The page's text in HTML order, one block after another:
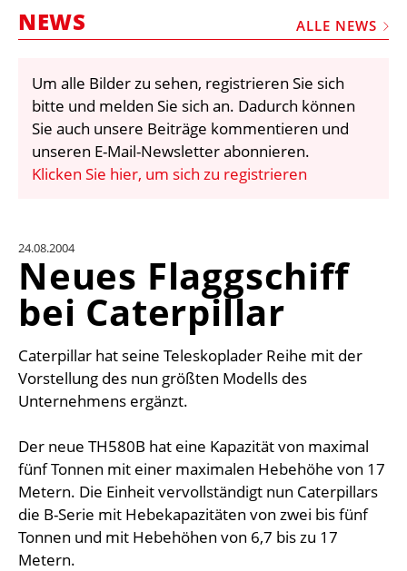
VIDEOS
BIBLIOTHEK
KRAN & BÜHNE
EINHEITENKONVERTER
KONTAKT
NEWS ALLE NEWS
Um alle Bilder zu sehen, registrieren Sie sich
bitte und melden Sie sich an. Dadurch können
Sie auch unsere Beiträge kommentieren und
unseren E-Mail-Newsletter abonnieren.
Klicken Sie hier, um sich zu registrieren
24.08.2004
Neues Flaggschiff
bei Caterpillar
Caterpillar hat seine Teleskoplader Reihe mit der
Vorstellung des nun größten Modells des
Unternehmens ergänzt.
Der neue TH580B hat eine Kapazität von maximal
fünf Tonnen mit einer maximalen Hebehöhe von 17
Metern. Die Einheit vervollständigt nun Caterpillars
die B-Serie mit Hebekapazitäten von zwei bis fünf
Tonnen und mit Hebehöhen von 6,7 bis zu 17
Metern.